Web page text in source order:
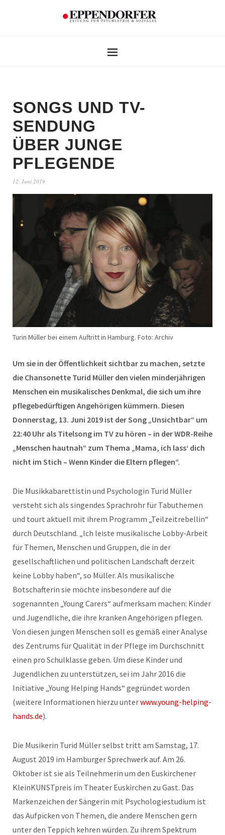
SONGS UND TV-
SENDUNG
ÜBER JUNGE
PFLEGENDE
12. Juni 2019
Turin Müller bei einem Auftritt in Hamburg. Foto: Archiv
Um sie in der Öffentlichkeit sichtbar zu machen, setzte
die Chansonette Turid Müller den vielen minderjährigen
Menschen ein musikalisches Denkmal, die sich um ihre
pflegebedürftigen Angehörigen kümmern. Diesen
Donnerstag, 13. Juni 2019 ist der Song „Unsichtbar“ um
22:40 Uhr als Titelsong im TV zu hören – in der WDR-Reihe
„Menschen hautnah“ zum Thema „Mama, ich lass‘ dich
nicht im Stich – Wenn Kinder die Eltern pflegen“.
Die Musikkabarettistin und Psychologin Turid Müller
versteht sich als singendes Sprachrohr für Tabuthemen
und tourt aktuell mit ihrem Programm „Teilzeitrebellin“
durch Deutschland. „Ich leiste musikalische Lobby-Arbeit
für Themen, Menschen und Gruppen, die in der
gesellschaftlichen und politischen Landschaft derzeit
keine Lobby haben“, so Müller. Als musikalische
Botschafterin sie möchte insbesondere auf die
sogenannten „Young Carers“ aufmerksam machen: Kinder
und Jugendliche, die ihre kranken Angehörigen pflegen.
Von diesen jungen Menschen soll es gemäß einer Analyse
des Zentrums für Qualität in der Pflege im Durchschnitt
einen pro Schulklasse geben. Um diese Kinder und
Jugendlichen zu unterstützen, sei im Jahr 2016 die
Initiative „Young Helping Hands“ gegründet worden
(weitere Informationen hierzu unterwww.young-helping-
hands.de).
Die Musikerin Turid Müller selbst tritt am Samstag, 17.
August 2019 im Hamburger Sprechwerk auf. Am 26.
Oktober ist sie als Teilnehmerin um den Euskirchener
KleinKUNSTpreis im Theater Euskirchen zu Gast. Das
Markenzeichen der Sängerin mit Psychologiestudium ist
das Aufpicken von Themen, die andere Menschen gern
unter den Teppich kehren würden. Zu ihrem Spektrum